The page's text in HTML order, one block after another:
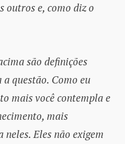
outros e, como diz o
são definições
questão. Como eu
mais você contempla e
mais
neles. Eles não exigem